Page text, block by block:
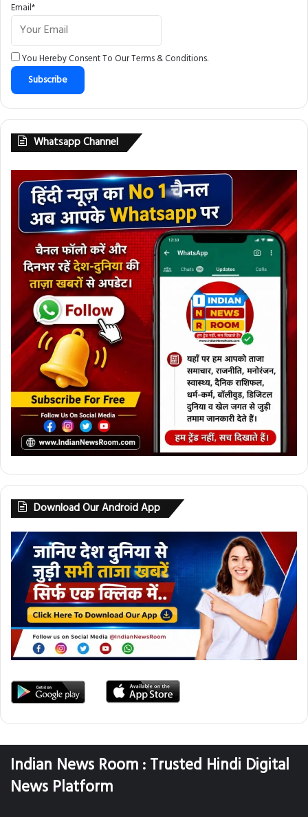
Email*
You Hereby Consent To OurTerms & Conditions.
Whatsapp Channel
Download Our Android App
Indian News Room : Trusted Hindi Digital
News Platform